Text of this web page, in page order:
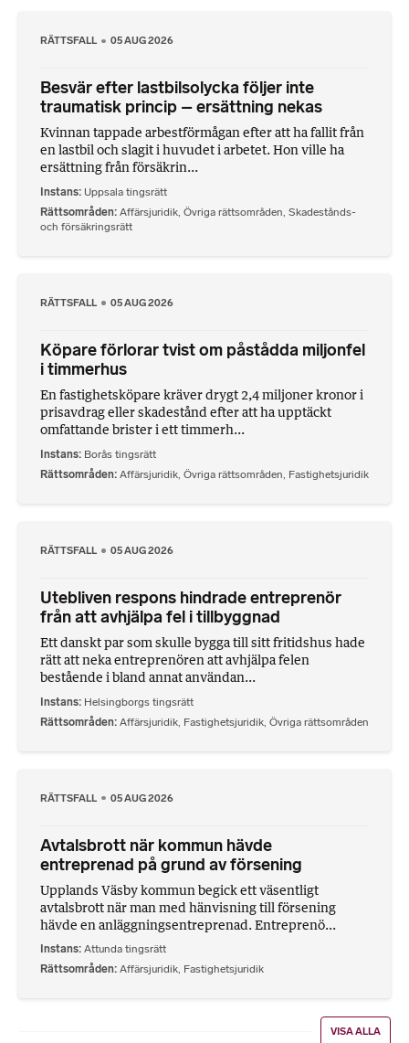
RÄTTSFALL 05 AUG 2026
Besvär efter lastbilsolycka följer inte
traumatisk princip – ersättning nekas
Kvinnan tappade arbestförmågan efter att ha fallit från
en lastbil och slagit i huvudet i arbetet. Hon ville ha
ersättning från försäkrin...
Instans Uppsala tingsrätt
Rättsområden Affärsjuridik, Övriga rättsområden, Skadestånds-
och försäkringsrätt
RÄTTSFALL 05 AUG 2026
Köpare förlorar tvist om påstådda miljonfel
i timmerhus
En fastighetsköpare kräver drygt 2,4 miljoner kronor i
prisavdrag eller skadestånd efter att ha upptäckt
omfattande brister i ett timmerh...
Instans Borås tingsrätt
Rättsområden Affärsjuridik Övriga rättsområden Fastighetsjuridik
RÄTTSFALL 05 AUG 2026
Utebliven respons hindrade entreprenör
från att avhjälpa fel i tillbyggnad
Ett danskt par som skulle bygga till sitt fritidshus hade
rätt att neka entreprenören att avhjälpa felen
bestående i bland annat användan...
Instans Helsingborgs tingsrätt
Rättsområden Affärsjuridik Fastighetsjuridik Övriga rättsområden
RÄTTSFALL 05 AUG 2026
Avtalsbrott när kommun hävde
entreprenad på grund av försening
Upplands Väsby kommun begick ett väsentligt
avtalsbrott när man med hänvisning till försening
hävde en anläggningsentreprenad. Entreprenö...
Instans Attunda tingsrätt
Rättsområden Affärsjuridik, Fastighetsjuridik
VISA ALLA